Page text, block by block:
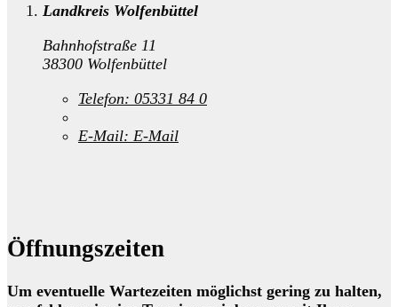
Landkreis Wolfenbüttel
Bahnhofstraße 11
38300 Wolfenbüttel
Telefon: 05331 84 0
E-Mail: E-Mail
Öffnungszeiten
Um eventuelle Wartezeiten möglichst gering zu halten,